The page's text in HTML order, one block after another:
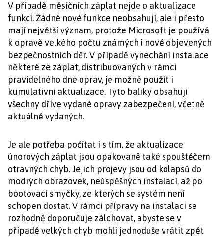
V případě měsíčních záplat nejde o aktualizace
funkcí. Žádné nové funkce neobsahují, ale i přesto
mají největší význam, protože Microsoft je používá
k opravě velkého počtu známých i nově objevených
bezpečnostních děr. V případě vynechání instalace
některé ze záplat, distribuovaných v rámci
pravidelného dne oprav, je možné použít i
kumulativní aktualizace. Tyto balíky obsahují
všechny dříve vydané opravy zabezpečení, včetně
aktuálně vydaných.
Je ale potřeba počítat i s tím, že aktualizace
únorových záplat jsou opakovaně také spouštěčem
otravných chyb. Jejich projevy jsou od kolapsů do
modrých obrazovek, neúspěšných instalací, až po
bootovací smyčky, ze kterých se systém není
schopen dostat. V rámci přípravy na instalaci se
rozhodně doporučuje zálohovat, abyste se v
případě velkých chyb mohli jednoduše vrátit zpět